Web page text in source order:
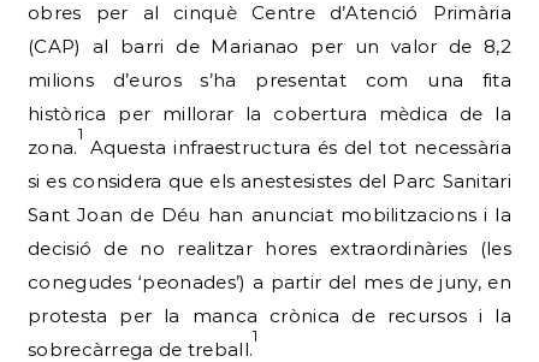
obres per al cinquè Centre d’Atenció Primària
(CAP) al barri de Marianao per un valor de 8,2
milions d’euros s’ha presentat com una fita
històrica per millorar la cobertura mèdica de la
zona.
1
Aquesta infraestructura és del tot necessària
si es considera que els anestesistes del Parc Sanitari
Sant Joan de Déu han anunciat mobilitzacions i la
decisió de no realitzar hores extraordinàries (les
conegudes ‘peonades’) a partir del mes de juny, en
protesta per la manca crònica de recursos i la
sobrecàrrega de treball.
1